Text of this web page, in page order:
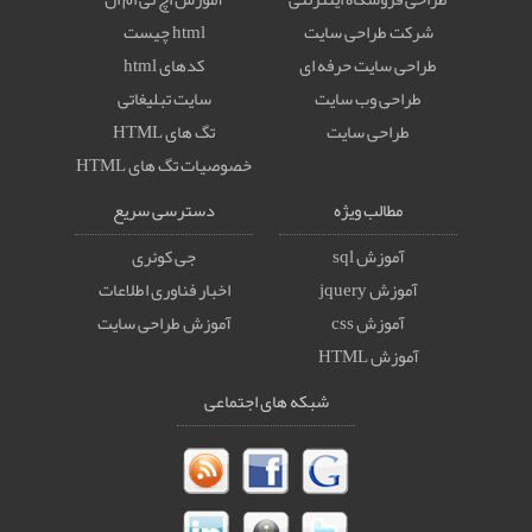
شرکت طراحی سایت
طراحی سایت حرفه ای
طراحی وب سایت
طراحی سایت
html چیست
کدهای html
سایت تبلیغاتی
تگ های HTML
خصوصيات تگ های HTML
مطالب ویژه
آموزش sql
آموزش jquery
آموزش css
آموزش HTML
دسترسی سریع
جی کوئری
اخبار فناوری اطلاعات
آموزش طراحی سایت
شبکه های اجتماعی